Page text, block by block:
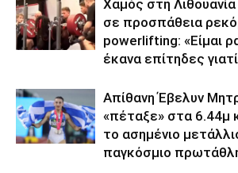
Χαμός στη
σε προσπάθεια
powerlifting: «Είμαι
έκανα επίτηδες
Απίθανη Έβελυν
«πέταξε» στα 6.44μ
το ασημένιο
παγκόσμιο